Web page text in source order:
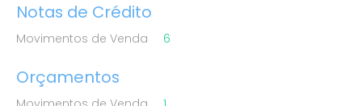
Notas de Crédito
Movimentos de Venda 6
Orçamentos